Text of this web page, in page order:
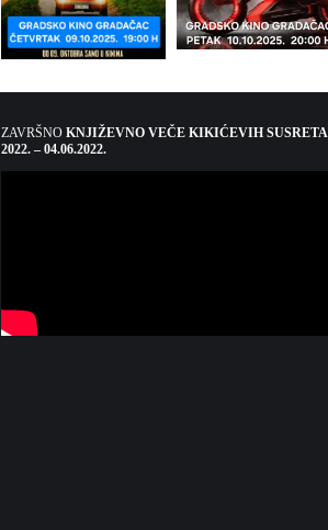
ZAVRŠNO KNJIŽEVNO VEČE KIKIĆEVIH SUSRETA
2022. – 04.06.2022.